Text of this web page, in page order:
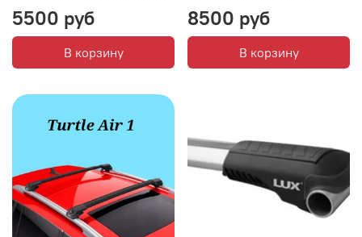
5500 руб
В корзину
8500 руб
В корзину